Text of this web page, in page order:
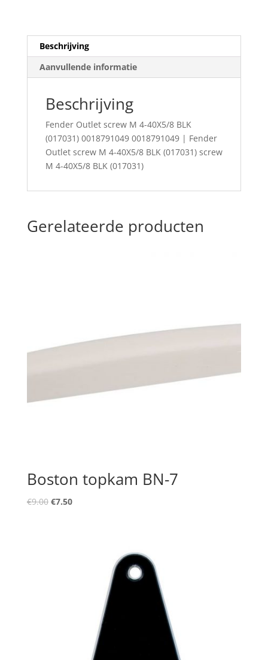
aantal
Beschrijving
Aanvullende informatie
Beschrijving
Fender Outlet screw M 4-40X5/8 BLK
(017031) 0018791049 0018791049 | Fender
Outlet screw M 4-40X5/8 BLK (017031) screw
M 4-40X5/8 BLK (017031)
Gerelateerde producten
Boston topkam BN-7
€9.00 Oorspronkelijke
€7.50Huidige